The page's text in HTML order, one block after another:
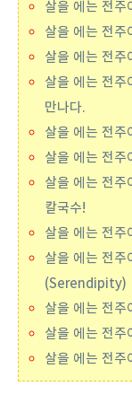
살을 에는 전
살을 에는 전
살을 에는 전
살을 에는 전
만나다.
살을 에는 전
살을 에는 전
살을 에는 전
칼국수!
살을 에는 전
살을 에는 전
(Serendipity)
살을 에는 전
살을 에는 전
살을 에는 전